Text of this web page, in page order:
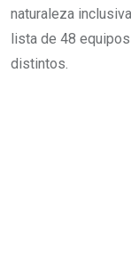
naturaleza
lista de 48
distintos.